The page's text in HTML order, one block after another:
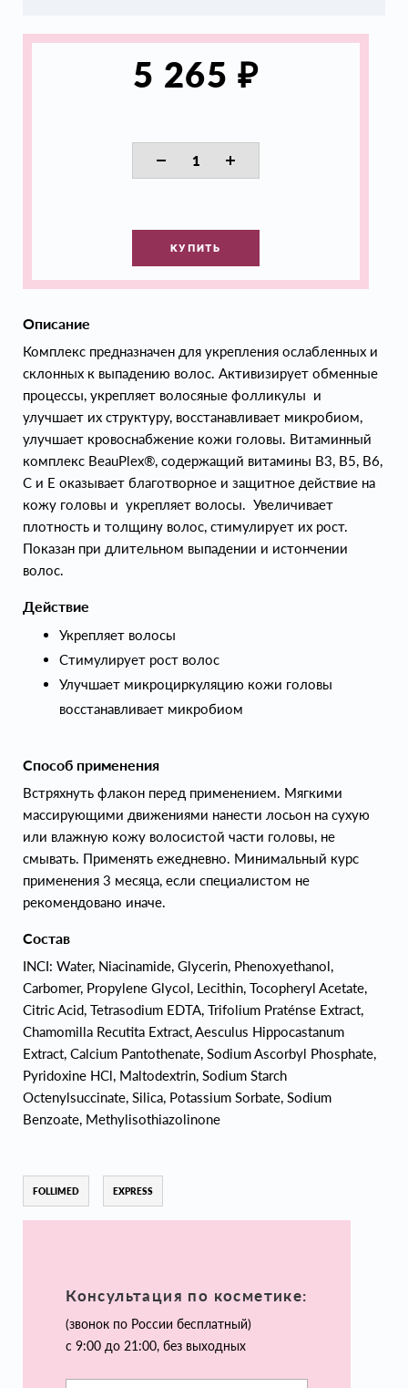
5 265 ₽
КУПИТЬ
Описание
Комплекс предназначен для укрепления ослабленных и
склонных к выпадению волос. Активизирует обменные
процессы, укрепляет волосяные фолликулы и
улучшает их структуру, восстанавливает микробиом,
улучшает кровоснабжение кожи головы. Витаминный
комплекс BeauPlex®, содержащий витамины B3, B5, B6,
C и E оказывает благотворное и защитное действие на
кожу головы и укрепляет волосы. Увеличивает
плотность и толщину волос, стимулирует их рост.
Показан при длительном выпадении и истончении
волос.
Действие
Укрепляет волосы
Стимулирует рост волос
Улучшает микроциркуляцию кожи головы
восстанавливает микробиом
Способ применения
Встряхнуть флакон перед применением. Мягкими
массирующими движениями нанести лосьон на сухую
или влажную кожу волосистой части головы, не
смывать. Применять ежедневно. Минимальный курс
применения 3 месяца, если специалистом не
рекомендовано иначе.
Состав
INCI: Water, Niacinamide, Glycerin, Phenoxyethanol,
Carbomer, Рropylene Glycol, Lecithin, Tocopheryl Acetate,
Citric Acid, Tetrasodium EDTA, Trifolium Praténse Extract,
Chamomilla Recutita Extract, Aesculus Hippocastanum
Extract, Calcium Pantothenate, Sodium Ascorbyl Phosphate,
Pyridoxine HCl, Maltodextrin, Sodium Starch
Octenylsuccinate, Silica, Potassium Sorbate, Sodium
Benzoate, Methylisothiazolinone
FOLLIMED EXPRESS
Консультация по косметике:
(звонок по России бесплатный)
с 9:00 до 21:00, без выходных